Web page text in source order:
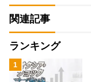
関連記事
ランキング
1